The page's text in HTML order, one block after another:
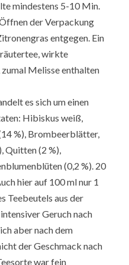
mindestens 5-10 Min.
der Verpackung
entgegen. Ein
wirkte
Melisse enthalten
es sich um einen
Hibiskus weiß,
%), Brombeerblätter,
Quitten (2 %),
(0,2 %). 20
hier auf 100 ml nur 1
Teebeutels aus der
Geruch nach
aber nach dem
der Geschmack nach
war fein